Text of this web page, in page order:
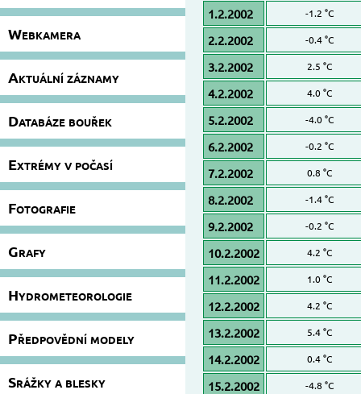
Webkamera
Aktuální záznamy
Databáze bouřek
Extrémy v počasí
Fotografie
Grafy
Hydrometeorologie
Předpovědní modely
Srážky a blesky
1.2.2002
-1.2 °C
2.2.2002 -0.4 °C
3.2.2002 2.5 °C
4.2.2002 4.0 °C
5.2.2002 -4.0 °C
6.2.2002 -0.2 °C
7.2.2002 0.8 °C
8.2.2002 -1.4 °C
9.2.2002 -0.2 °C
10.2.2002 4.2 °C
11.2.2002 1.0 °C
12.2.2002 4.2 °C
13.2.2002 5.4 °C
14.2.2002 0.4 °C
15.2.2002 -4.8 °C